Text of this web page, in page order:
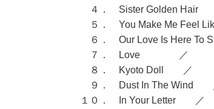
４． Sister Golden
５． You Make Me Feel
６． Our Love Is Here To
７． Love ／ The
８． Kyoto Doll ／
９． Dust In The
１０． In Your Letter ／